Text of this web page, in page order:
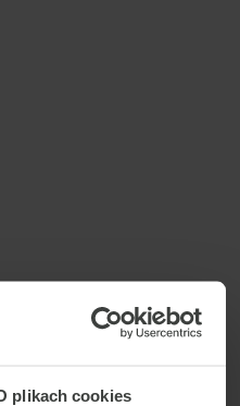
plikach cookies